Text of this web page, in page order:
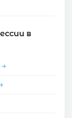
в
→